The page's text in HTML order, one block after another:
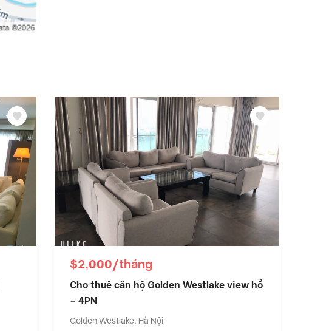
$2,000/tháng
Cho thuê căn hộ Golden Westlake view hồ
– 4PN
Golden Westlake, Hà Nội